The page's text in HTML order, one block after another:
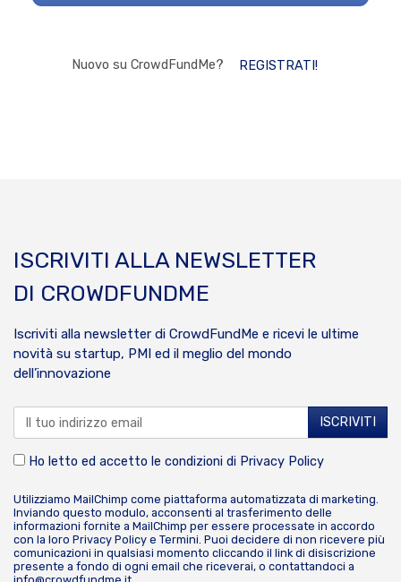
Nuovo su CrowdFundMe? REGISTRATI!
ISCRIVITI ALLA NEWSLETTER
DI CROWDFUNDME
Iscriviti alla newsletter di CrowdFundMe e ricevi le ultime
novità su startup, PMI ed il meglio del mondo
dell’innovazione
Ho letto ed accetto le condizioni di Privacy Policy
Utilizziamo MailChimp come piattaforma automatizzata di marketing.
Inviando questo modulo, acconsenti al trasferimento delle
informazioni fornite a MailChimp per essere processate in accordo
con la loro Privacy Policy e Termini. Puoi decidere di non ricevere più
comunicazioni in qualsiasi momento cliccando il link di disiscrizione
presente a fondo di ogni email che riceverai, o contattandoci a